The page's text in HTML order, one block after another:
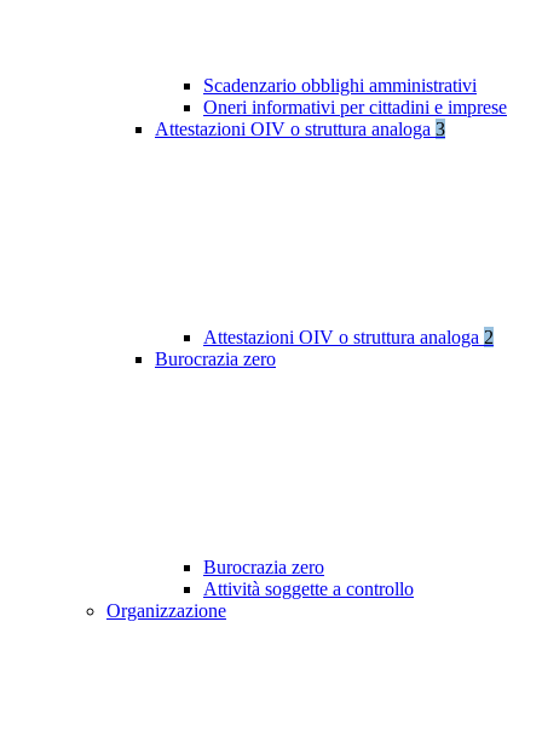
Scadenzario obblighi amministrativi
Oneri informativi per cittadini e imprese
Attestazioni OIV o struttura analoga 3
Attestazioni OIV o struttura analoga 2
Burocrazia zero
Burocrazia zero
Attività soggette a controllo
Organizzazione